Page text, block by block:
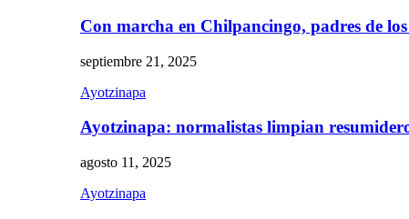
Con marcha en Chilpancingo, padres de
septiembre 21, 2025
Ayotzinapa
Ayotzinapa: normalistas limpian
agosto 11, 2025
Ayotzinapa